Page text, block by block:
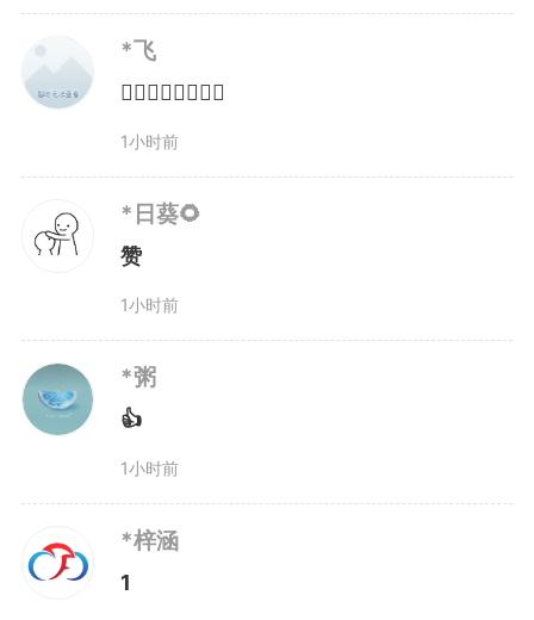
有林场，经全省统一标准计量核
证，真实有效、可追溯，交易所得
态修复与碳汇能力提升，形成“保
护—增值—再保护”的良性循环。
上海五星铜业股份有限公司是
全国知名的铜基合金制造企业，主
动认购林业碳票，既是企业履行生
态责任、推进低碳转型、开展生态
补偿的务实行动，也为长三角工业
*飞
👍🏻👍🏻👍🏻👍🏻
1小时前
*日葵🌻
赞
1小时前
*粥
👍
1小时前
*梓涵
1